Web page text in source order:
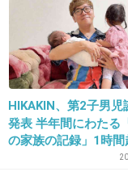
やっぱりいつ
まかされるね。
長澤まさみと並
つ。
HIKAKIN、第2子男児
発表 半年間にわたる
の家族の記録」1時間
画とともに感謝伝える